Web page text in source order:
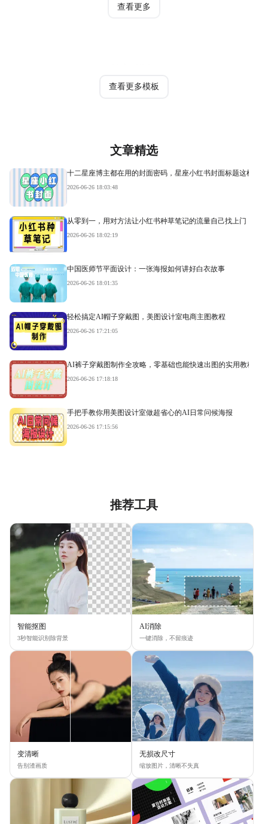
查看更多
查看更多模板
文章精选
十二星座博主都在用的封面密码，星座小红书封面标题这样写
2026-06-26 18:03:48
从零到一，用对方法让小红书种草笔记的流量自己找上门
2026-06-26 18:02:19
中国医师节平面设计：一张海报如何讲好白衣故事
2026-06-26 18:01:35
轻松搞定AI帽子穿戴图，美图设计室电商主图教程
2026-06-26 17:21:05
AI裤子穿戴图制作全攻略，零基础也能快速出图的实用教程
2026-06-26 17:18:18
手把手教你用美图设计室做超省心的AI日常问候海报
2026-06-26 17:15:56
推荐工具
智能抠图
3秒智能识别除背景
AI消除
一键消除，不留痕迹
变清晰
告别渣画质
无损改尺寸
缩放图片，清晰不失真